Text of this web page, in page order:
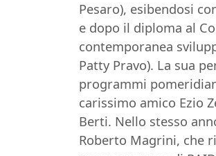
Pesaro), esibendosi
e dopo il diploma al
contemporanea
Patty Pravo). La sua
programmi
carissimo amico Ezio
Berti. Nello stesso
Roberto Magrini, che